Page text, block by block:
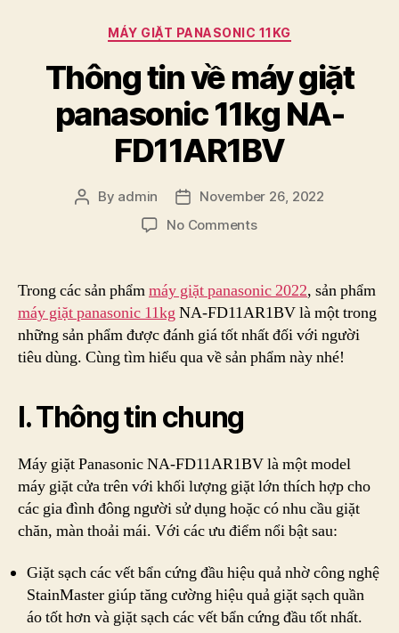
Categories
MÁY GIẶT PANASONIC 11KG
Thông tin về máy giặt
panasonic 11kg NA-
FD11AR1BV
Post
By admin
Post
date
November 26, 2022
No Commentson
về
máy
giặt
panasonic
11kg
Trong các sản phẩmmáy giặt panasonic 2022, sản phẩm
máy giặt panasonic 11kg NA-FD11AR1BV là một trong
những sản phẩm được đánh giá tốt nhất đối với người
tiêu dùng. Cùng tìm hiểu qua về sản phẩm này nhé!
I. Thông tin chung
Máy giặt Panasonic NA-FD11AR1BV là một model
máy giặt cửa trên với khối lượng giặt lớn thích hợp cho
các gia đình đông người sử dụng hoặc có nhu cầu giặt
chăn, màn thoải mái. Với các ưu điểm nổi bật sau:
Giặt sạch các vết bẩn cứng đầu hiệu quả nhờ công nghệ
StainMaster giúp tăng cường hiệu quả giặt sạch quần
áo tốt hơn và giặt sạch các vết bẩn cứng đầu tốt nhất.